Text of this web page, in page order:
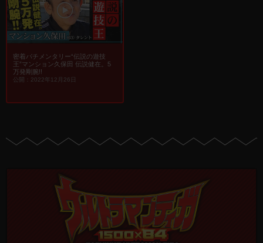
密着パチメンタリー“伝説の遊技
王”マンション久保田 伝説健在。5
万発剛腕!!
公開：2022年12月26日